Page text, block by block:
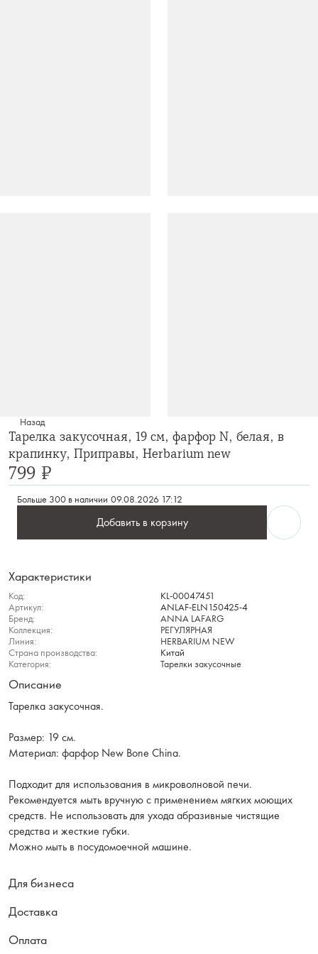
Назад
Тарелка закусочная, 19 см, фарфор N, белая, в
крапинку, Приправы, Herbarium new
799 ₽
Больше 300 в наличии 09.08.2026 17:12
Добавить в корзину
Характеристики
Код:
KL-00047451
Артикул:
ANLAF-ELN150425-4
Бренд:
ANNA LAFARG
Коллекция:
РЕГУЛЯРНАЯ
Линия:
HERBARIUM NEW
Страна производства:
Китай
Категория:
Тарелки закусочные
Описание
Тарелка закусочная.
Размер: 19 см.
Материал: фарфор New Bone China.
Подходит для использования в микроволновой печи.
Рекомендуется мыть вручную с применением мягких моющих
средств. Не использовать для ухода абразивные чистящие
средства и жесткие губки.
Можно мыть в посудомоечной машине.
Для бизнеса
Доставка
Оплата